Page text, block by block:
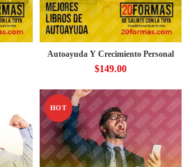
Autoayuda Y Crecimiento Personal
$149.00
HOT